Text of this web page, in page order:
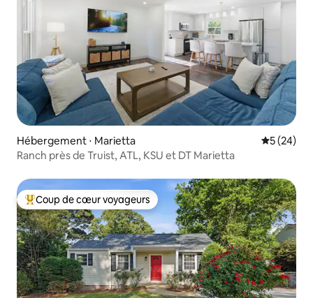
Hébergement ⋅ Marietta
5 (24)
Ranch près de Truist, ATL, KSU et DT Marietta
Coups de cœur voyageurs les plus appréciés
Coup de cœur voyageurs